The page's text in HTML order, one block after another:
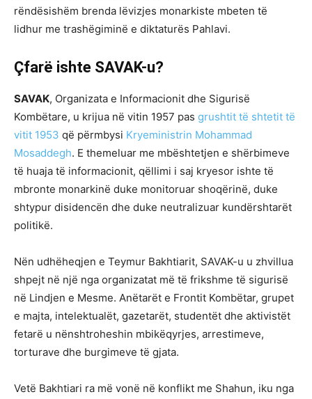
rëndësishëm brenda lëvizjes monarkiste mbeten të
lidhur me trashëgiminë e diktaturës Pahlavi.
Çfarë ishte SAVAK-u?
SAVAK, Organizata e Informacionit dhe Sigurisë
Kombëtare, u krijua në vitin 1957 pas grushtit të shtetit të
vitit 1953 që përmbysi Kryeministrin Mohammad
Mosaddegh. E themeluar me mbështetjen e shërbimeve
të huaja të informacionit, qëllimi i saj kryesor ishte të
mbronte monarkinë duke monitoruar shoqërinë, duke
shtypur disidencën dhe duke neutralizuar kundërshtarët
politikë.
Nën udhëheqjen e Teymur Bakhtiarit, SAVAK-u u zhvillua
shpejt në një nga organizatat më të frikshme të sigurisë
në Lindjen e Mesme. Anëtarët e Frontit Kombëtar, grupet
e majta, intelektualët, gazetarët, studentët dhe aktivistët
fetarë u nënshtroheshin mbikëqyrjes, arrestimeve,
torturave dhe burgimeve të gjata.
Vetë Bakhtiari ra më vonë në konflikt me Shahun, iku nga